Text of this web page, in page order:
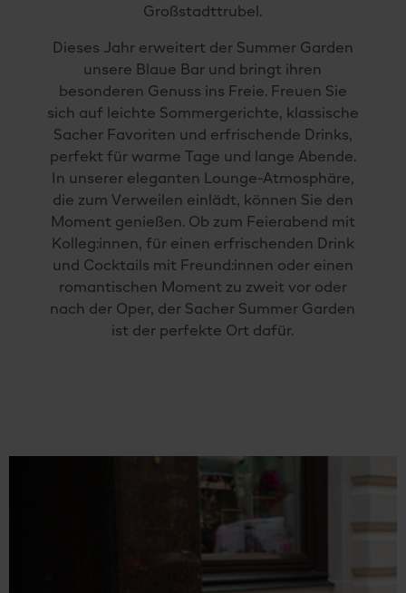
Großstadttrubel.
Dieses Jahr erweitert der Summer Garden
unsere Blaue Bar und bringt ihren
besonderen Genuss ins Freie. Freuen Sie
sich auf leichte Sommergerichte, klassische
Sacher Favoriten und erfrischende Drinks,
perfekt für warme Tage und lange Abende.
In unserer eleganten Lounge-Atmosphäre,
die zum Verweilen einlädt, können Sie den
Moment genießen. Ob zum Feierabend mit
Kolleg:innen, für einen erfrischenden Drink
und Cocktails mit Freund:innen oder einen
romantischen Moment zu zweit vor oder
nach der Oper, der Sacher Summer Garden
ist der perfekte Ort dafür.